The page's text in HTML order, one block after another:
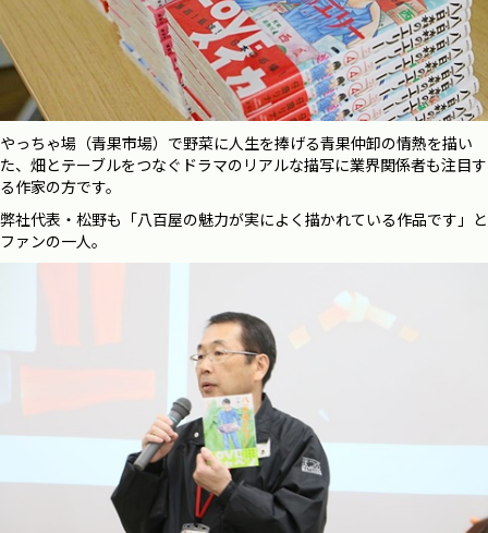
やっちゃ場（青果市場）で野菜に人生を捧げる青果仲卸の情熱を描い
た、畑とテーブルをつなぐドラマのリアルな描写に業界関係者も注目す
る作家の方です。
弊社代表・松野も「八百屋の魅力が実によく描かれている作品です」と
ファンの一人。